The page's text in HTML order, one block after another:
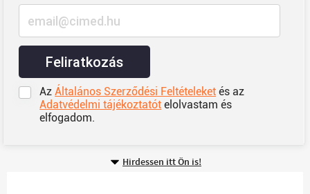
Feliratkozás
AzÁltalános Szerződési Feltételeket és az
Adatvédelmi tájékoztatót elolvastam és
elfogadom.
Hirdessen itt Ön is!